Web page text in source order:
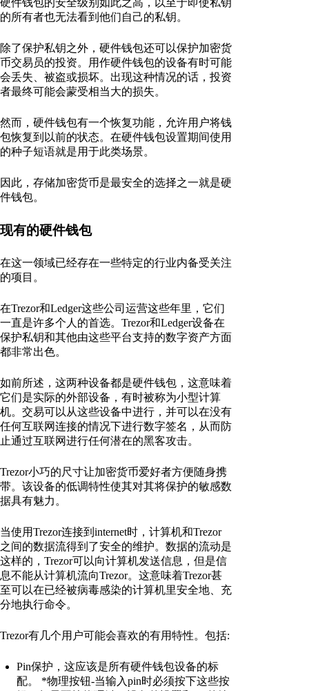
硬件钱包的安全级别如此之高，以至于即使私钥
的所有者也无法看到他们自己的私钥。
除了保护私钥之外，硬件钱包还可以保护加密货
币交易员的投资。用作硬件钱包的设备有时可能
会丢失、被盗或损坏。出现这种情况的话，投资
者最终可能会蒙受相当大的损失。
然而，硬件钱包有一个恢复功能，允许用户将钱
包恢复到以前的状态。在硬件钱包设置期间使用
的种子短语就是用于此类场景。
因此，存储加密货币是最安全的选择之一就是硬
件钱包。
现有的硬件钱包
在这一领域已经存在一些特定的行业内备受关注
的项目。
在Trezor和Ledger这些公司运营这些年里，它们
一直是许多个人的首选。Trezor和Ledger设备在
保护私钥和其他由这些平台支持的数字资产方面
都非常出色。
如前所述，这两种设备都是硬件钱包，这意味着
它们是实际的外部设备，有时被称为小型计算
机。交易可以从这些设备中进行，并可以在没有
任何互联网连接的情况下进行数字签名，从而防
止通过互联网进行任何潜在的黑客攻击。
Trezor小巧的尺寸让加密货币爱好者方便随身携
带。该设备的低调特性使其对其将保护的敏感数
据具有魅力。
当使用Trezor连接到internet时，计算机和Trezor
之间的数据流得到了安全的维护。数据的流动是
这样的，Trezor可以向计算机发送信息，但是信
息不能从计算机流向Trezor。这意味着Trezor甚
至可以在已经被病毒感染的计算机里安全地、充
分地执行命令。
Trezor有几个用户可能会喜欢的有用特性。包括:
Pin保护，这应该是所有硬件钱包设备的标
配。 *物理按钮-当输入pin时必须按下这些按